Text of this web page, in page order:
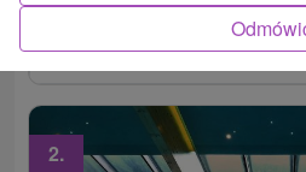
Wysokie Tatry oraz wejścia
każdej osoby.
2.